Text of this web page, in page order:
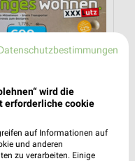
wird die
erforderliche cookie
auf Informationen auf
und anderen
zu verarbeiten. Einige